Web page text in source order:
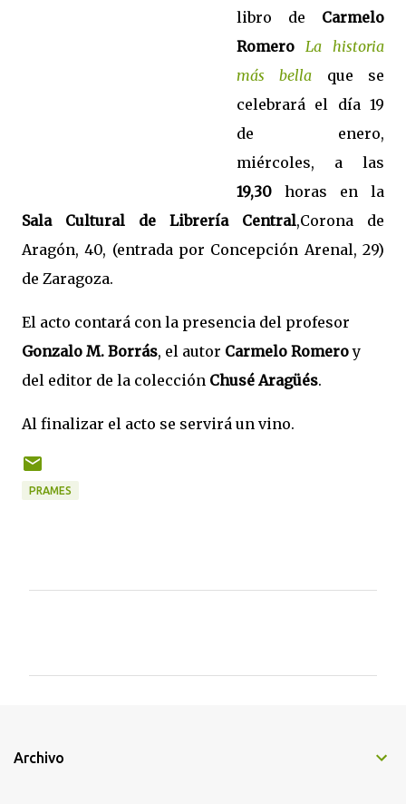
libro de Carmelo
Romero La historia
más bella que se
celebrará el día 19
de enero,
miércoles, a las
19,30 horas en la
Sala Cultural de Librería Central,Corona de
Aragón, 40, (entrada por Concepción Arenal, 29)
de Zaragoza.
El acto contará con la presencia del profesor
Gonzalo M. Borrás, el autor Carmelo Romeroy
del editor de la colección Chusé Aragüés.
Al finalizar el acto se servirá un vino.
PRAMES
Archivo